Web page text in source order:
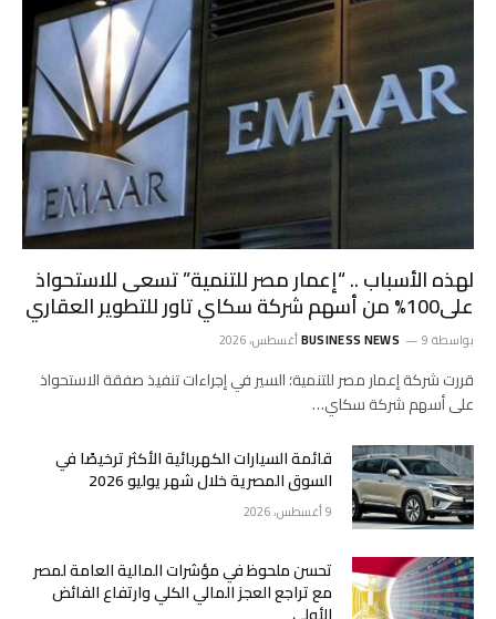
لهذه الأسباب .. “إعمار مصر للتنمية” تسعى للاستحواذ
على100% من أسهم شركة سكاي تاور للتطوير العقاري
بواسطة BUSINESS NEWS 9 أغسطس، 2026
قررت شركة إعمار مصر للتنمية؛ السير في إجراءات تنفيذ صفقة الاستحواذ
على أسهم شركة سكاي…
قائمة السيارات الكهربائية الأكثر ترخيصًا في
السوق المصرية خلال شهر يوليو 2026
9 أغسطس، 2026
تحسن ملحوظ في مؤشرات المالية العامة لمصر
مع تراجع العجز المالي الكلي وارتفاع الفائض